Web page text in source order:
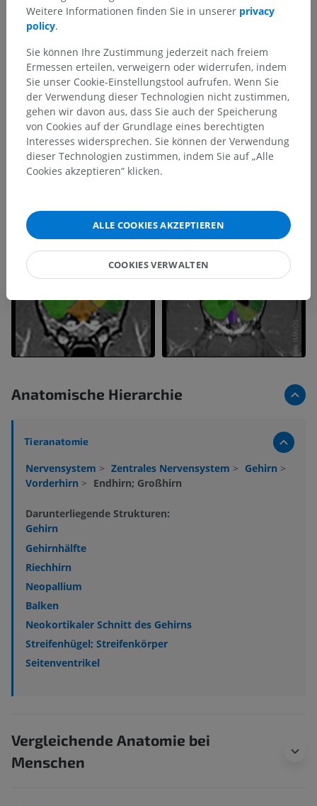
Anatomische Hierarchie
Tieranatomie
Nervensystem > Zentrales Nervensystem > Gehirn >
Vorderhirn > Endhirn; Großhirn
Darunterliegende Strukturen:
Gehirn
Gehirnhälfte
Riechhirn
Neopallium
Balken
Neokortikaler Schnitt des Gehirns
Streifenhügel; Streifenkörper
Seitenventrikel
Vergleichende Anatomie bei
Menschen
Weitere Informationen finden Sie in unserer privacy
policy.
Sie können Ihre Zustimmung jederzeit nach freiem
Ermessen erteilen, verweigern oder widerrufen, indem
Sie unser Cookie-Einstellungstool aufrufen. Wenn Sie
der Verwendung dieser Technologien nicht zustimmen,
gehen wir davon aus, dass Sie auch der Speicherung
von Cookies auf der Grundlage eines berechtigten
Interesses widersprechen. Sie können der Verwendung
dieser Technologien zustimmen, indem Sie auf „Alle
Cookies akzeptieren“ klicken.
ALLE COOKIES AKZEPTIEREN
COOKIES VERWALTEN